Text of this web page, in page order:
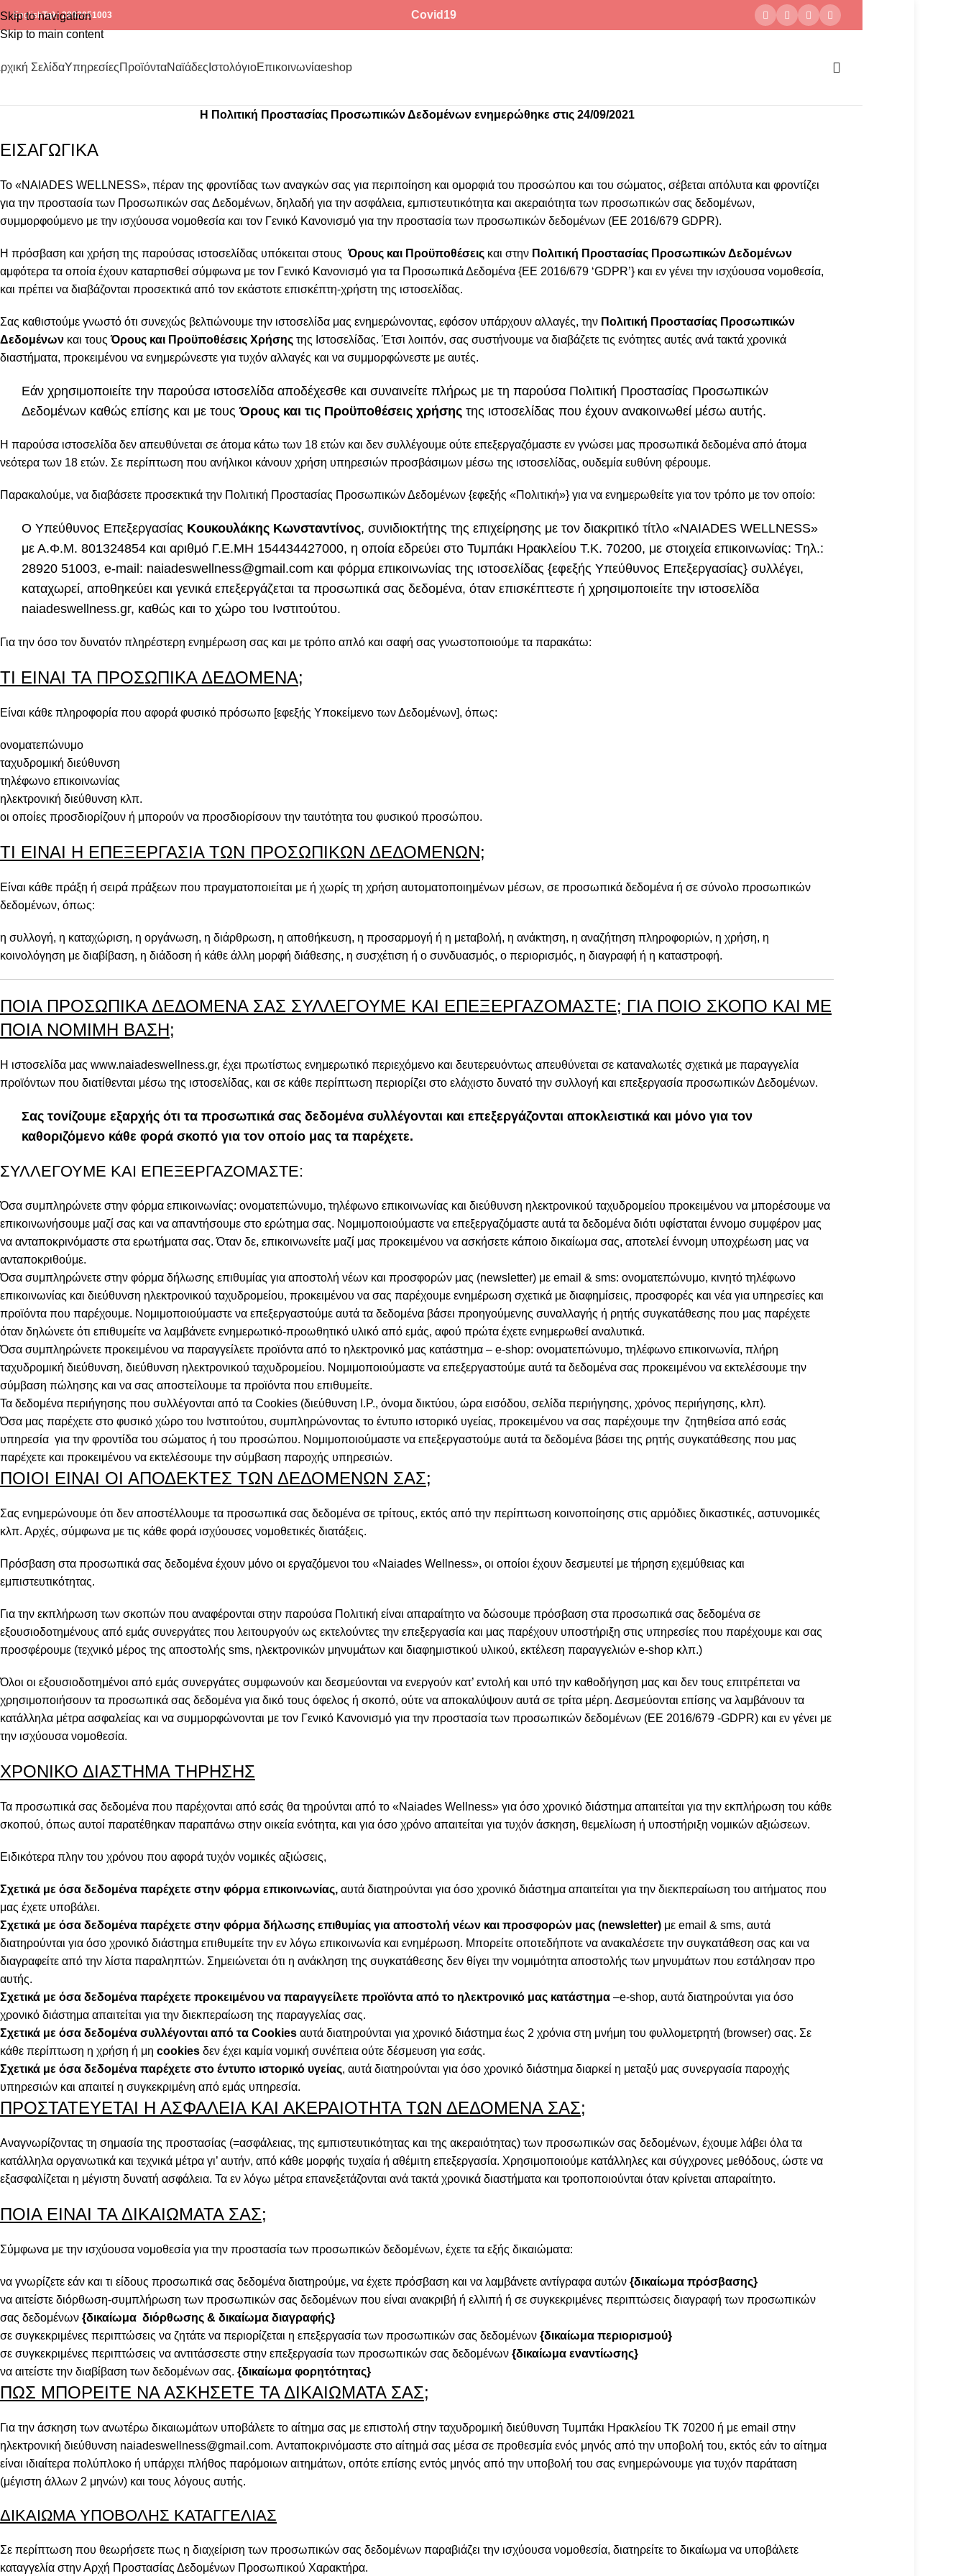
Skip to navigation
Skip to main content
EnglishΤηλ: 2892051003 Covid19
ΣελίδαΥπηρεσίεςΠροϊόνταΝαϊάδες ΙστολόγιοΕπικοινωνίαeshop
Η Πολιτική Προστασίας Προσωπικών Δεδομένων ενημερώθηκε στις 24/09/2021
ΕΙΣΑΓΩΓΙΚΑ
Το «NAIADES WELLNESS», πέραν της φροντίδας των αναγκών σας για περιποίηση και ομορφιά του προσώπου και του σώματος, σέβεται απόλυτα και φροντίζει
για την προστασία των Προσωπικών σας Δεδομένων, δηλαδή για την ασφάλεια, εμπιστευτικότητα και ακεραιότητα των προσωπικών σας δεδομένων,
συμμορφούμενο με την ισχύουσα νομοθεσία και τον Γενικό Κανονισμό για την προστασία των προσωπικών δεδομένων (ΕΕ 2016/679 GDPR).
Η πρόσβαση και χρήση της παρούσας ιστοσελίδας υπόκειται στουςΌρους και Προϋποθέσεις και στην Πολιτική Προστασίας Προσωπικών Δεδομένων
αμφότερα τα οποία έχουν καταρτισθεί σύμφωνα με τον Γενικό Κανονισμό για τα Προσωπικά Δεδομένα {ΕΕ 2016/679 ‘GDPR’} και εν γένει την ισχύουσα νομοθεσία,
και πρέπει να διαβάζονται προσεκτικά από τον εκάστοτε επισκέπτη-χρήστη της ιστοσελίδας.
Σας καθιστούμε γνωστό ότι συνεχώς βελτιώνουμε την ιστοσελίδα μας ενημερώνοντας, εφόσον υπάρχουν αλλαγές, την Πολιτική Προστασίας Προσωπικών
Δεδομένων και τουςΌρους και Προϋποθέσεις Χρήσης της Ιστοσελίδας. Έτσι λοιπόν, σας συστήνουμε να διαβάζετε τις ενότητες αυτές ανά τακτά χρονικά
διαστήματα, προκειμένου να ενημερώνεστε για τυχόν αλλαγές και να συμμορφώνεστε με αυτές.
Εάν χρησιμοποιείτε την παρούσα ιστοσελίδα αποδέχεσθε και συναινείτε πλήρως με τη παρούσα Πολιτική Προστασίας Προσωπικών
Δεδομένων καθώς επίσης και με τουςΌρους και τις Προϋποθέσεις χρήσης της ιστοσελίδας που έχουν ανακοινωθεί μέσω αυτής.
Η παρούσα ιστοσελίδα δεν απευθύνεται σε άτομα κάτω των 18 ετών και δεν συλλέγουμε ούτε επεξεργαζόμαστε εν γνώσει μας προσωπικά δεδομένα από άτομα
νεότερα των 18 ετών. Σε περίπτωση που ανήλικοι κάνουν χρήση υπηρεσιών προσβάσιμων μέσω της ιστοσελίδας, ουδεμία ευθύνη φέρουμε.
Παρακαλούμε, να διαβάσετε προσεκτικά την Πολιτική Προστασίας Προσωπικών Δεδομένων {εφεξής «Πολιτική»} για να ενημερωθείτε για τον τρόπο με τον οποίο:
Ο Υπεύθυνος Επεξεργασίας Κουκουλάκης Κωνσταντίνος, συνιδιοκτήτης της επιχείρησης με τον διακριτικό τίτλο «ΝAIADES WELLNESS»
με Α.Φ.Μ. 801324854 και αριθμό Γ.Ε.ΜΗ 154434427000, η οποία εδρεύει στο Τυμπάκι Ηρακλείου Τ.Κ. 70200, με στοιχεία επικοινωνίας: Tηλ.:
28920 51003, e-mail: naiadeswellness@gmail.com και φόρμα επικοινωνίας της ιστοσελίδας {εφεξής Υπεύθυνος Επεξεργασίας} συλλέγει,
καταχωρεί, αποθηκεύει και γενικά επεξεργάζεται τα προσωπικά σας δεδομένα, όταν επισκέπτεστε ή χρησιμοποιείτε την ιστοσελίδα
naiadeswellness.gr, καθώς και το χώρο του Ινστιτούτου.
Για την όσο τον δυνατόν πληρέστερη ενημέρωση σας και με τρόπο απλό και σαφή σας γνωστοποιούμε τα παρακάτω:
ΤΙ ΕΙΝΑΙ ΤΑ ΠΡΟΣΩΠΙΚΑ ΔΕΔΟΜΕΝΑ;
Είναι κάθε πληροφορία που αφορά φυσικό πρόσωπο [εφεξής Υποκείμενο των Δεδομένων], όπως:
ονοματεπώνυμο
ταχυδρομική διεύθυνση
τηλέφωνο επικοινωνίας
ηλεκτρονική διεύθυνση κλπ.
οι οποίες προσδιορίζουν ή μπορούν να προσδιορίσουν την ταυτότητα του φυσικού προσώπου.
ΤΙ ΕΙΝΑΙ Η ΕΠΕΞΕΡΓΑΣΙΑ ΤΩΝ ΠΡΟΣΩΠΙΚΩΝ ΔΕΔΟΜΕΝΩΝ;
Είναι κάθε πράξη ή σειρά πράξεων που πραγματοποιείται με ή χωρίς τη χρήση αυτοματοποιημένων μέσων, σε προσωπικά δεδομένα ή σε σύνολο προσωπικών
δεδομένων, όπως:
η συλλογή, η καταχώριση, η οργάνωση, η διάρθρωση, η αποθήκευση, η προσαρμογή ή η μεταβολή, η ανάκτηση, η αναζήτηση πληροφοριών, η χρήση, η
κοινολόγηση με διαβίβαση, η διάδοση ή κάθε άλλη μορφή διάθεσης, η συσχέτιση ή ο συνδυασμός, ο περιορισμός, η διαγραφή ή η καταστροφή.
ΠΟΙΑ ΠΡΟΣΩΠΙΚΑ ΔΕΔΟΜΕΝΑ ΣΑΣ ΣΥΛΛΕΓΟΥΜΕ ΚΑΙ ΕΠΕΞΕΡΓΑΖΟΜΑΣΤΕ; ΓΙΑ ΠΟΙΟ ΣΚΟΠΟ ΚΑΙ ΜΕ
ΠΟΙΑ ΝΟΜΙΜΗ ΒΑΣΗ;
Η ιστοσελίδα μας www.naiadeswellness.gr, έχει πρωτίστως ενημερωτικό περιεχόμενο και δευτερευόντως απευθύνεται σε καταναλωτές σχετικά με παραγγελία
προϊόντων που διατίθενται μέσω της ιστοσελίδας, και σε κάθε περίπτωση περιορίζει στο ελάχιστο δυνατό την συλλογή και επεξεργασία προσωπικών Δεδομένων.
Σας τονίζουμε εξαρχής ότι τα προσωπικά σας δεδομένα συλλέγονται και επεξεργάζονται αποκλειστικά και μόνο για τον
καθοριζόμενο κάθε φορά σκοπό για τον οποίο μας τα παρέχετε.
ΣΥΛΛΕΓΟΥΜΕ ΚΑΙ ΕΠΕΞΕΡΓΑΖΟΜΑΣΤΕ:
Όσα συμπληρώνετε στην φόρμα επικοινωνίας: ονοματεπώνυμο, τηλέφωνο επικοινωνίας και διεύθυνση ηλεκτρονικού ταχυδρομείου προκειμένου να μπορέσουμε να
επικοινωνήσουμε μαζί σας και να απαντήσουμε στο ερώτημα σας. Νομιμοποιούμαστε να επεξεργαζόμαστε αυτά τα δεδομένα διότι υφίσταται έννομο συμφέρον μας
να ανταποκρινόμαστε στα ερωτήματα σας. Όταν δε, επικοινωνείτε μαζί μας προκειμένου να ασκήσετε κάποιο δικαίωμα σας, αποτελεί έννομη υποχρέωση μας να
ανταποκριθούμε.
Όσα συμπληρώνετε στην φόρμα δήλωσης επιθυμίας για αποστολή νέων και προσφορών μας (newsletter) με email & sms: ονοματεπώνυμο, κινητό τηλέφωνο
επικοινωνίας και διεύθυνση ηλεκτρονικού ταχυδρομείου, προκειμένου να σας παρέχουμε ενημέρωση σχετικά με διαφημίσεις, προσφορές και νέα για υπηρεσίες και
προϊόντα που παρέχουμε. Νομιμοποιούμαστε να επεξεργαστούμε αυτά τα δεδομένα βάσει προηγούμενης συναλλαγής ή ρητής συγκατάθεσης που μας παρέχετε
όταν δηλώνετε ότι επιθυμείτε να λαμβάνετε ενημερωτικό-προωθητικό υλικό από εμάς, αφού πρώτα έχετε ενημερωθεί αναλυτικά.
Όσα συμπληρώνετε προκειμένου να παραγγείλετε προϊόντα από το ηλεκτρονικό μας κατάστημα – e-shop: ονοματεπώνυμο, τηλέφωνο επικοινωνία, πλήρη
ταχυδρομική διεύθυνση, διεύθυνση ηλεκτρονικού ταχυδρομείου. Νομιμοποιούμαστε να επεξεργαστούμε αυτά τα δεδομένα σας προκειμένου να εκτελέσουμε την
σύμβαση πώλησης και να σας αποστείλουμε τα προϊόντα που επιθυμείτε.
Τα δεδομένα περιήγησης που συλλέγονται από τα Cookies (διεύθυνση I.P., όνομα δικτύου, ώρα εισόδου, σελίδα περιήγησης, χρόνος περιήγησης, κλπ).
Όσα μας παρέχετε στο φυσικό χώρο του Ινστιτούτου, συμπληρώνοντας το έντυπο ιστορικό υγείας, προκειμένου να σας παρέχουμε την ζητηθείσα από εσάς
υπηρεσία για την φροντίδα του σώματος ή του προσώπου. Νομιμοποιούμαστε να επεξεργαστούμε αυτά τα δεδομένα βάσει της ρητής συγκατάθεσης που μας
παρέχετε και προκειμένου να εκτελέσουμε την σύμβαση παροχής υπηρεσιών.
ΠΟΙΟΙ ΕΙΝΑΙ ΟΙ ΑΠΟΔΕΚΤΕΣ ΤΩΝ ΔΕΔΟΜΕΝΩΝ ΣΑΣ;
Σας ενημερώνουμε ότι δεν αποστέλλουμε τα προσωπικά σας δεδομένα σε τρίτους, εκτός από την περίπτωση κοινοποίησης στις αρμόδιες δικαστικές, αστυνομικές
κλπ. Αρχές, σύμφωνα με τις κάθε φορά ισχύουσες νομοθετικές διατάξεις.
Πρόσβαση στα προσωπικά σας δεδομένα έχουν μόνο οι εργαζόμενοι του «Naiades Wellness», οι οποίοι έχουν δεσμευτεί με τήρηση εχεμύθειας και
εμπιστευτικότητας.
Για την εκπλήρωση των σκοπών που αναφέρονται στην παρούσα Πολιτική είναι απαραίτητο να δώσουμε πρόσβαση στα προσωπικά σας δεδομένα σε
εξουσιοδοτημένους από εμάς συνεργάτες που λειτουργούν ως εκτελούντες την επεξεργασία και μας παρέχουν υποστήριξη στις υπηρεσίες που παρέχουμε και σας
προσφέρουμε (τεχνικό μέρος της αποστολής sms, ηλεκτρονικών μηνυμάτων και διαφημιστικού υλικού, εκτέλεση παραγγελιών e-shop κλπ.)
Όλοι οι εξουσιοδοτημένοι από εμάς συνεργάτες συμφωνούν και δεσμεύονται να ενεργούν κατ’ εντολή και υπό την καθοδήγηση μας και δεν τους επιτρέπεται να
χρησιμοποιήσουν τα προσωπικά σας δεδομένα για δικό τους όφελος ή σκοπό, ούτε να αποκαλύψουν αυτά σε τρίτα μέρη. Δεσμεύονται επίσης να λαμβάνουν τα
κατάλληλα μέτρα ασφαλείας και να συμμορφώνονται με τον Γενικό Κανονισμό για την προστασία των προσωπικών δεδομένων (ΕΕ 2016/679 -GDPR) και εν γένει με
την ισχύουσα νομοθεσία.
ΧΡΟΝΙΚΟ ΔΙΑΣΤΗΜΑ ΤΗΡΗΣΗΣ
Τα προσωπικά σας δεδομένα που παρέχονται από εσάς θα τηρούνται από το «Naiades Wellness» για όσο χρονικό διάστημα απαιτείται για την εκπλήρωση του κάθε
σκοπού, όπως αυτοί παρατέθηκαν παραπάνω στην οικεία ενότητα, και για όσο χρόνο απαιτείται για τυχόν άσκηση, θεμελίωση ή υποστήριξη νομικών αξιώσεων.
Ειδικότερα πλην του χρόνου που αφορά τυχόν νομικές αξιώσεις,
Σχετικά με όσα δεδομένα παρέχετε στην φόρμα επικοινωνίας, αυτά διατηρούνται για όσο χρονικό διάστημα απαιτείται για την διεκπεραίωση του αιτήματος που
μας έχετε υποβάλει.
Σχετικά με όσα δεδομένα παρέχετε στην φόρμα δήλωσης επιθυμίας για αποστολή νέων και προσφορών μας (newsletter) με email & sms, αυτά
διατηρούνται για όσο χρονικό διάστημα επιθυμείτε την εν λόγω επικοινωνία και ενημέρωση. Μπορείτε οποτεδήποτε να ανακαλέσετε την συγκατάθεση σας και να
διαγραφείτε από την λίστα παραληπτών. Σημειώνεται ότι η ανάκληση της συγκατάθεσης δεν θίγει την νομιμότητα αποστολής των μηνυμάτων που εστάλησαν προ
αυτής.
Σχετικά με όσα δεδομένα παρέχετε προκειμένου να παραγγείλετε προϊόντα από το ηλεκτρονικό μας κατάστημα –e-shop, αυτά διατηρούνται για όσο
χρονικό διάστημα απαιτείται για την διεκπεραίωση της παραγγελίας σας.
Σχετικά με όσα δεδομένα συλλέγονται από τα Cookies αυτά διατηρούνται για χρονικό διάστημα έως 2 χρόνια στη μνήμη του φυλλομετρητή (browser) σας. Σε
κάθε περίπτωση η χρήση ή μη cookies δεν έχει καμία νομική συνέπεια ούτε δέσμευση για εσάς.
Σχετικά με όσα δεδομένα παρέχετε στο έντυπο ιστορικό υγείας, αυτά διατηρούνται για όσο χρονικό διάστημα διαρκεί η μεταξύ μας συνεργασία παροχής
υπηρεσιών και απαιτεί η συγκεκριμένη από εμάς υπηρεσία.
ΠΡΟΣΤΑΤΕΥΕΤΑΙ Η ΑΣΦΑΛΕΙΑ ΚΑΙ ΑΚΕΡΑΙΟΤΗΤΑ ΤΩΝ ΔΕΔΟΜΕΝΑ ΣΑΣ;
Αναγνωρίζοντας τη σημασία της προστασίας (=ασφάλειας, της εμπιστευτικότητας και της ακεραιότητας) των προσωπικών σας δεδομένων, έχουμε λάβει όλα τα
κατάλληλα οργανωτικά και τεχνικά μέτρα γι’ αυτήν, από κάθε μορφής τυχαία ή αθέμιτη επεξεργασία. Χρησιμοποιούμε κατάλληλες και σύγχρονες μεθόδους, ώστε να
εξασφαλίζεται η μέγιστη δυνατή ασφάλεια. Τα εν λόγω μέτρα επανεξετάζονται ανά τακτά χρονικά διαστήματα και τροποποιούνται όταν κρίνεται απαραίτητο.
ΠΟΙΑ ΕΙΝΑΙ ΤΑ ΔΙΚΑΙΩΜΑΤΑ ΣΑΣ;
Σύμφωνα με την ισχύουσα νομοθεσία για την προστασία των προσωπικών δεδομένων, έχετε τα εξής δικαιώματα:
να γνωρίζετε εάν και τι είδους προσωπικά σας δεδομένα διατηρούμε, να έχετε πρόσβαση και να λαμβάνετε αντίγραφα αυτών {δικαίωμα πρόσβασης}
να αιτείστε διόρθωση-συμπλήρωση των προσωπικών σας δεδομένων που είναι ανακριβή ή ελλιπή ή σε συγκεκριμένες περιπτώσεις διαγραφή των προσωπικών
σας δεδομένων {δικαίωμα διόρθωσης & δικαίωμα διαγραφής}
σε συγκεκριμένες περιπτώσεις να ζητάτε να περιορίζεται η επεξεργασία των προσωπικών σας δεδομένων {δικαίωμα περιορισμού}
σε συγκεκριμένες περιπτώσεις να αντιτάσσεστε στην επεξεργασία των προσωπικών σας δεδομένων {δικαίωμα εναντίωσης}
να αιτείστε την διαβίβαση των δεδομένων σας. {δικαίωμα φορητότητας}
ΠΩΣ ΜΠΟΡΕΙΤΕ ΝΑ ΑΣΚΗΣΕΤΕ ΤΑ ΔΙΚΑΙΩΜΑΤΑ ΣΑΣ;
Για την άσκηση των ανωτέρω δικαιωμάτων υποβάλετε το αίτημα σας με επιστολή στην ταχυδρομική διεύθυνση Τυμπάκι Ηρακλείου ΤΚ 70200 ή με email στην
ηλεκτρονική διεύθυνση naiadeswellness@gmail.com. Ανταποκρινόμαστε στο αίτημά σας μέσα σε προθεσμία ενός μηνός από την υποβολή του, εκτός εάν το αίτημα
είναι ιδιαίτερα πολύπλοκο ή υπάρχει πλήθος παρόμοιων αιτημάτων, οπότε επίσης εντός μηνός από την υποβολή του σας ενημερώνουμε για τυχόν παράταση
(μέγιστη άλλων 2 μηνών) και τους λόγους αυτής.
ΔΙΚΑΙΩΜΑ ΥΠΟΒΟΛΗΣ ΚΑΤΑΓΓΕΛΙΑΣ
Σε περίπτωση που θεωρήσετε πως η διαχείριση των προσωπικών σας δεδομένων παραβιάζει την ισχύουσα νομοθεσία, διατηρείτε το δικαίωμα να υποβάλετε
καταγγελία στην Αρχή Προστασίας Δεδομένων Προσωπικού Χαρακτήρα.